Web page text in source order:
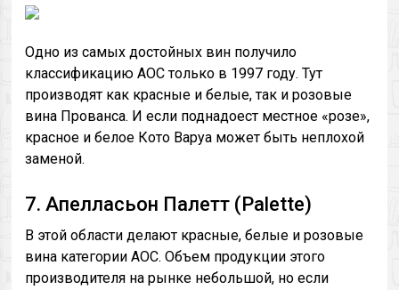
Одно из самых достойных вин получило
классификацию AOC только в 1997 году. Тут
производят как красные и белые, так и розовые
вина Прованса. И если поднадоест местное «розе»,
красное и белое Кото Варуа может быть неплохой
заменой.
7. Апелласьон Палетт (Palette)
В этой области делают красные, белые и розовые
вина категории AOC. Объем продукции этого
производителя на рынке небольшой, но если